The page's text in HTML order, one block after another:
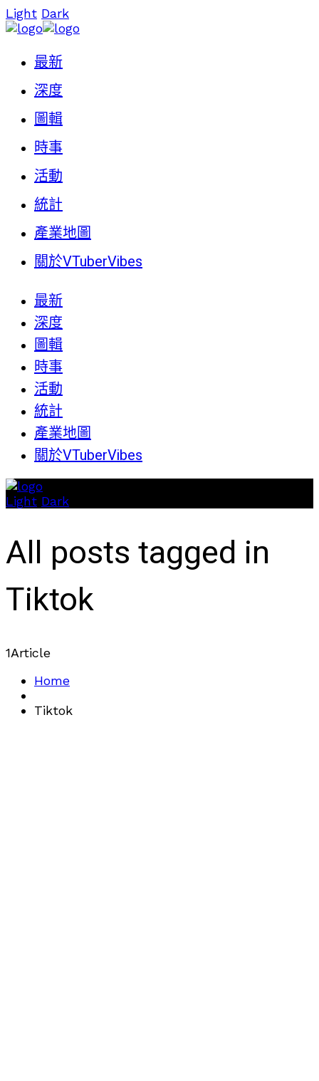
Light Dark
最新
深度
圖輯
時事
活動
統計
產業地圖
關於VTuberVibes
最新
深度
圖輯
時事
活動
統計
產業地圖
關於VTuberVibes
Light Dark
All posts tagged in
Tiktok
1Article
Home
Tiktok